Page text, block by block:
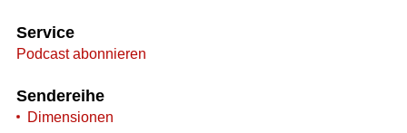
Service
Podcast abonnieren
Sendereihe
Dimensionen